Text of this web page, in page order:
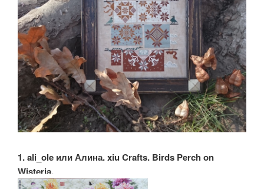
1. ali_ole или Алина. xiu Crafts. Birds Perch on
Wisteria.